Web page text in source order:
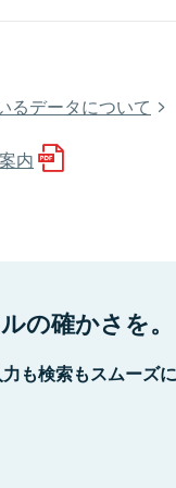
るデータについて
内
の確かさを。
も検索もスムーズ